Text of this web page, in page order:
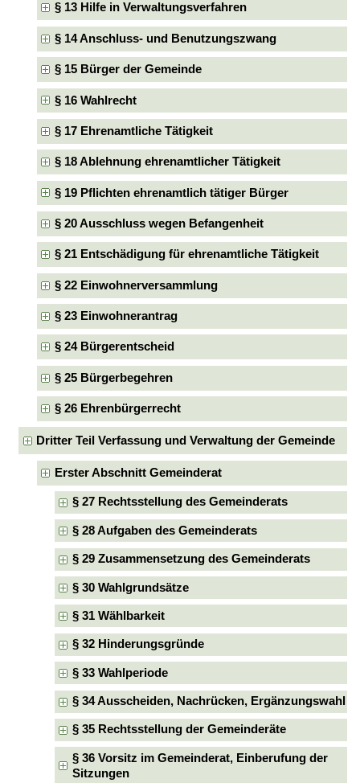
§ 13 Hilfe in Verwaltungsverfahren
§ 14 Anschluss- und Benutzungszwang
§ 15 Bürger der Gemeinde
§ 16 Wahlrecht
§ 17 Ehrenamtliche Tätigkeit
§ 18 Ablehnung ehrenamtlicher Tätigkeit
§ 19 Pflichten ehrenamtlich tätiger Bürger
§ 20 Ausschluss wegen Befangenheit
§ 21 Entschädigung für ehrenamtliche Tätigkeit
§ 22 Einwohnerversammlung
§ 23 Einwohnerantrag
§ 24 Bürgerentscheid
§ 25 Bürgerbegehren
§ 26 Ehrenbürgerrecht
Dritter Teil Verfassung und Verwaltung der Gemeinde
Erster Abschnitt Gemeinderat
§ 27 Rechtsstellung des Gemeinderats
§ 28 Aufgaben des Gemeinderats
§ 29 Zusammensetzung des Gemeinderats
§ 30 Wahlgrundsätze
§ 31 Wählbarkeit
§ 32 Hinderungsgründe
§ 33 Wahlperiode
§ 34 Ausscheiden, Nachrücken, Ergänzungswahl
§ 35 Rechtsstellung der Gemeinderäte
§ 36 Vorsitz im Gemeinderat, Einberufung der
Sitzungen